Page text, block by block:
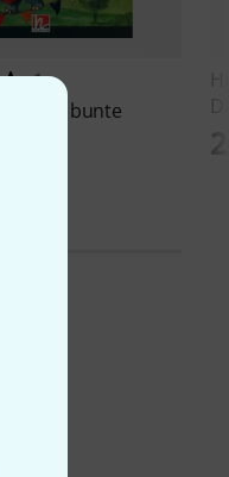
1
100 bunte